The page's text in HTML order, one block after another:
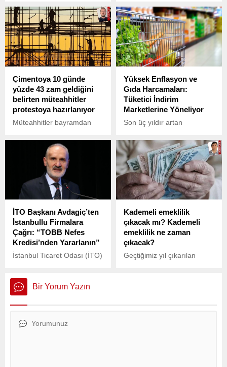
enflasyon, tüketici tercihleri
ve rekabet baskısı
nedeniyle radikal bir
yeniden yapılanma planını
masaya yatırdı.
Merkez Bankası (TCMB)
Başekonomisti Prof. Dr.
Hakan Kara, enflasyon
hedeflerinin neden güven
oluşturmadığını sosyal
medya üzerinden açıkladı.
Çimentoya 10 günde
yüzde 43 zam geldiğini
belirten müteahhitler
protestoya hazırlanıyor
Müteahhitler bayramdan
torbasının 1750 TL’den 2
bin 500 TL’ye çıktığını
açıkladı. Maliyetten
bağımsız gelen zam
nedeniyle konut üretiminin
duracağı belirtiliyor.
Yüksek Enflasyon ve
Gıda Harcamaları:
Tüketici İndirim
Marketlerine Yöneliyor
Son üç yıldır artan
yurttaşların bütçesinin
büyük bir kısmı gıda ve
içecek harcamalarına
ayrılmaya devam ediyor.
İTO Başkanı Avdagiç’ten
İstanbullu Firmalara
Çağrı: “TOBB Nefes
Kredisi’nden Yararlanın”
İstanbul Ticaret Odası (İTO)
TOBB Nefes Kredisi’ne
başvurmaya davet etti.
Avdagiç, “İstanbullu
devreye giren TOBB Nefes
Kademeli emeklilik
çıkacak mı? Kademeli
emeklilik ne zaman
çıkacak?
Geçtiğimiz yıl çıkarılan
emeklilik yasası gündeme
Bir Yorum Yazın